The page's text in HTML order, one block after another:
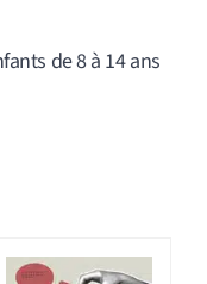
de 8 à 14 ans